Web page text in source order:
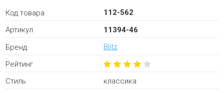
Код товара
112-562
Артикул
11394-46
Бренд
Blitz
Рейтинг
Стиль
классика